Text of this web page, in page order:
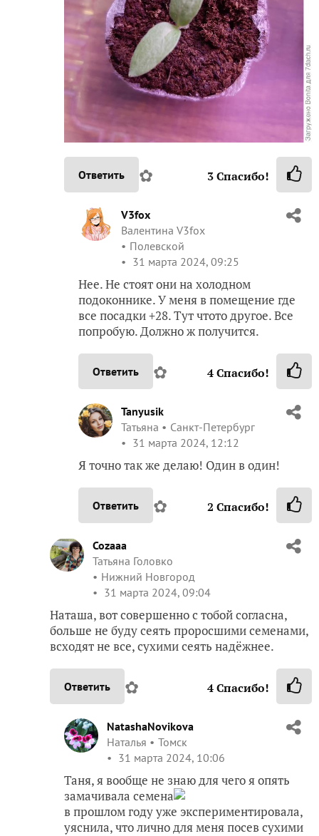
Ответить ✿ 3Спасибо!
V3fox
Валентина V3fox
Полевской
31 марта 2024, 09:25
Нее. Не стоят они на холодном
подоконнике. У меня в помещение где
все посадки +28. Тут чтото другое. Все
попробую. Должно ж получится.
Ответить ✿ 4Спасибо!
Tanyusik
Татьяна
Санкт-Петербург
31 марта 2024, 12:12
Я точно так же делаю! Один в один!
Ответить ✿ 2 Спасибо!
Cozaaa
Татьяна Головко
Нижний Новгород
31 марта 2024, 09:04
Наташа, вот совершенно с тобой согласна,
больше не буду сеять проросшими семенами,
всходят не все, сухими сеять надёжнее.
Ответить ✿ 4Спасибо!
NatashaNovikova
Наталья
Томск
31 марта 2024, 10:06
Таня, я вообще не знаю для чего я опять
замачивала семена
в прошлом году уже экспериментировала,
уяснила, что лично для меня посев сухими